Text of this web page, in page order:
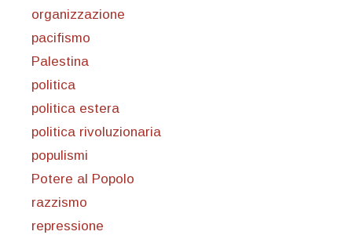
organizzazione
pacifismo
Palestina
politica
politica estera
politica rivoluzionaria
populismi
Potere al Popolo
razzismo
repressione